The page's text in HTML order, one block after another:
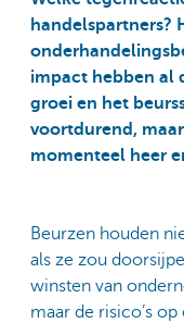
handelspartners?
impact hebben al
groei en het
voortdurend,
momenteel heer
Beurzen houden
als ze zou
winsten van
maar de risico’s